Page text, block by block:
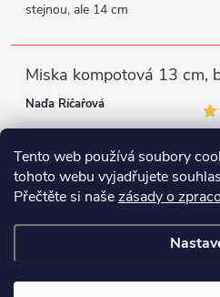
Tento web používá soubory
tohoto webu vyjadřujete
Přečtěte si našezásady o
stejnou, ale 14 cm
Naďa Říčařová
miska je trochu mělká, ale využiji
Copyright 2026Porcelánový svět